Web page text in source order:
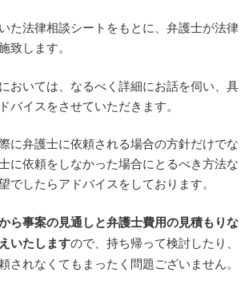
た法律相談シートをもとに、弁護士が法律
致します。
おいては、なるべく詳細にお話を伺い、具
バイスをさせていただきます。
に弁護士に依頼される場合の方針だけでな
に依頼をしなかった場合にとるべき方法な
でしたらアドバイスをしております。
ら事案の見通しと弁護士費用の見積もりな
いたしますので、持ち帰って検討したり、
されなくてもまったく問題ございません。